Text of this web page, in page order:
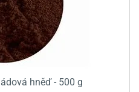
hněď - 500 g